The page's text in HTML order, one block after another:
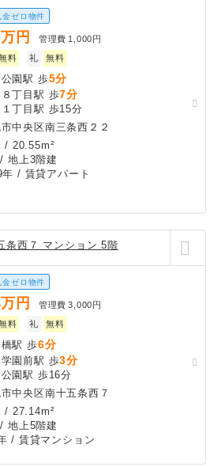
金ゼロ物件
万円 管理費 1,000円
料 礼 無料
公園駅 歩5分
丁目駅 歩7分
丁目駅 歩15分
中央区南三条西２２
/ 20.55m²
地上3階建
年 / 賃貸アパート
条西７ マンション 5階
金ゼロ物件
万円 管理費 3,000円
料 礼 無料
駅 歩6分
園前駅 歩3分
園駅 歩16分
中央区南十五条西７
/ 27.14m²
地上5階建
/ 賃貸マンション